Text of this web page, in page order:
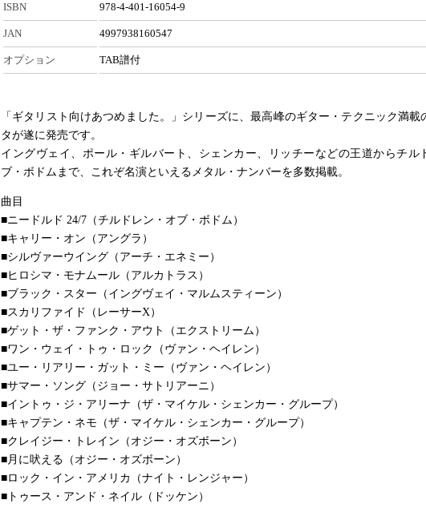
ISBN 978-4-401-16054-9
JAN 4997938160547
オプション TAB譜付
「ギタリスト向けあつめました。」シリーズに、最高峰のギター・テクニック満載
タが遂に発売です。
イングヴェイ、ポール・ギルバート、シェンカー、リッチーなどの王道からチル
ブ・ボドムまで、これぞ名演といえるメタル・ナンバーを多数掲載。
曲目
■ニードルド 24/7（チルドレン・オブ・ボドム）
■キャリー・オン（アングラ）
■シルヴァーウイング（アーチ・エネミー）
■ヒロシマ・モナムール（アルカトラス）
■ブラック・スター（イングヴェイ・マルムスティーン）
■スカリファイド（レーサーX）
■ゲット・ザ・ファンク・アウト（エクストリーム）
■ワン・ウェイ・トゥ・ロック（ヴァン・ヘイレン）
■ユー・リアリー・ガット・ミー（ヴァン・ヘイレン）
■サマー・ソング（ジョー・サトリアーニ）
■イントゥ・ジ・アリーナ（ザ・マイケル・シェンカー・グループ）
■キャプテン・ネモ（ザ・マイケル・シェンカー・グループ）
■クレイジー・トレイン（オジー・オズボーン）
■月に吠える（オジー・オズボーン）
■ロック・イン・アメリカ（ナイト・レンジャー）
■トゥース・アンド・ネイル（ドッケン）